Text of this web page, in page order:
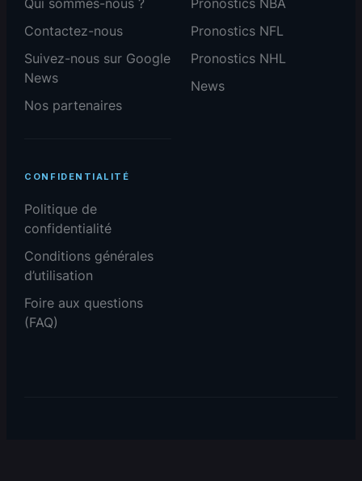
Contactez-nous
Suivez-nous sur Google
News
Nos partenaires
Pronostics NFL
Pronostics NHL
News
CONFIDENTIALITÉ
Politique de
confidentialité
Conditions générales
d’utilisation
Foire aux questions
(FAQ)